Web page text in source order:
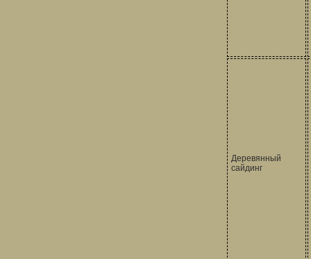
Деревянный
сайдинг